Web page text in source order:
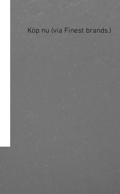
Köp nu (via Finest brands.)